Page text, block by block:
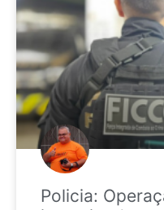
Policia: